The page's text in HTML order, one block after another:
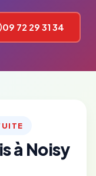
09 72 29 31 34
à Noisy